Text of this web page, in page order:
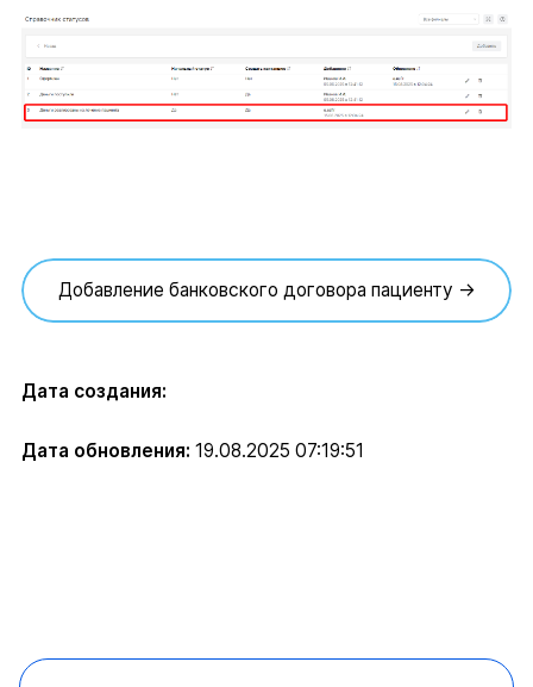
Добавление банковского договора пациенту →
Дата создания:
Дата обновления: 19.08.2025 07:19:51